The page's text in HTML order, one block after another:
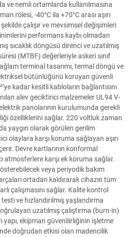
ve nemli ortamlarda kullanılmasına
rölesi, -40°C ila +70°C arası aşırı
şekilde çalışır ve mevsimsel değişimleri
performans kaybı olmadan
sıcaklık döngüsü direnci ve uzatılmış
(MTBF) değerleriyle askeri sınıf
terminal tasarımı, termal döngü ve
bütünlüğünü koruyan güvenli
kadar kesitli kabloların bağlantısını
alev geciktirici malzemeler UL94 V-
panolarının kurulumunda gerekli
özelliklerini sağlar. 220 voltluk zaman
yaygın olarak görülen gerilim
olaylara karşı koruma sağlayan aşırı
Devre kartlarının konformal
atmosferlere karşı ek koruma sağlar.
veya periyodik bakım
ortadan kaldırarak cihazın tüm
çalışmasını sağlar. Kalite kontrol
ve hızlandırılmış yaşlandırma
uzatılmış çalıştırma (burn-in)
yapı, ekipman güvenilirliğinin işletme
doğrudan etkisi olan madencilik